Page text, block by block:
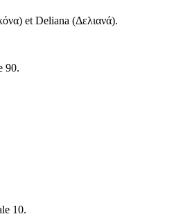
) et Deliana (Δελιανά).
90.
10.